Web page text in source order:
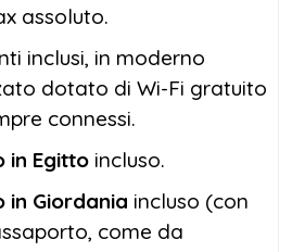
assoluto.
inclusi, in moderno
dotato di Wi-Fi gratuito
connessi.
in Egitto incluso.
in Giordania incluso (con
come da